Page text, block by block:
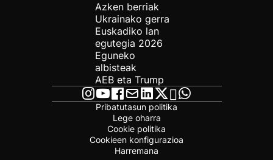
Azken berriak
Ukrainako gerra
Euskadiko lan
egutegia 2026
Eguneko
albisteak
AEB eta Trump
Pribatutasun politika
Lege oharra
Cookie politika
Cookieen konfigurazioa
Harremana